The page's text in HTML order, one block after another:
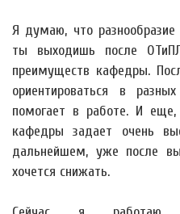
Я думаю, что
ты выходишь после
преимуществ кафедры.
ориентироваться в
помогает в работе. И еще,
кафедры задает очень
дальнейшем, уже после
хочется снижать.